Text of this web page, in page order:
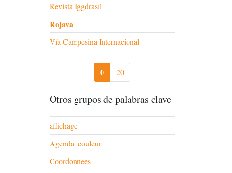
Revista Iggdrasil
Rojava
Vía Campesina Internacional
0 20
Otros grupos de palabras clave
affichage
Agenda_couleur
Coordonnees